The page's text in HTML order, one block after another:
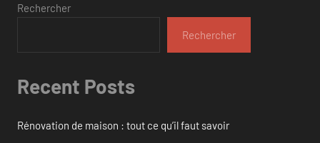
Rechercher
Rechercher
Recent Posts
Rénovation de maison : tout ce qu’il faut savoir